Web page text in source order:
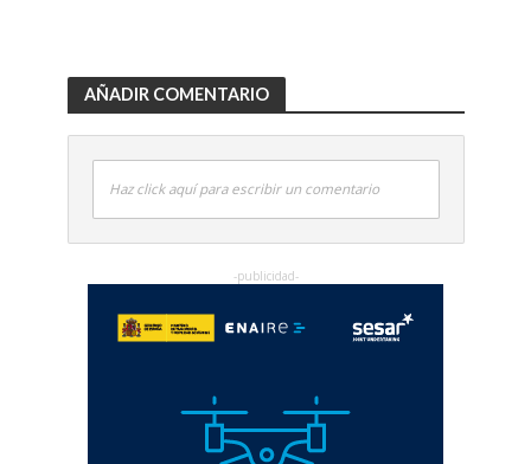
AÑADIR COMENTARIO
Haz click aquí para escribir un comentario